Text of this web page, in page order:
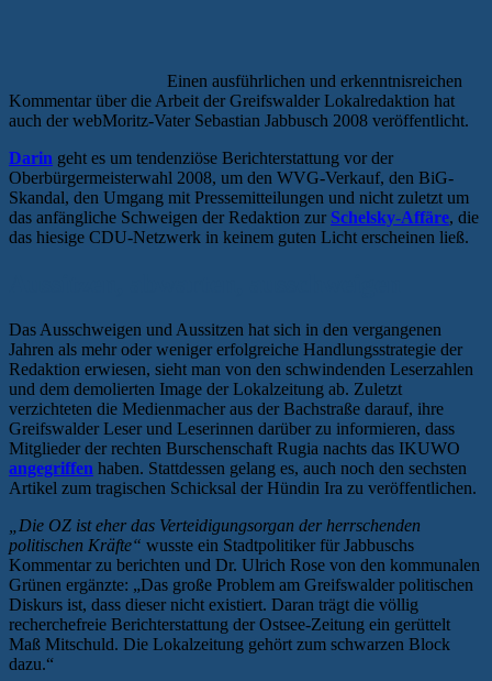
Einen ausführlichen und erkenntnisreichen
Kommentar über die Arbeit der Greifswalder Lokalredaktion hat
auch der webMoritz-Vater Sebastian Jabbusch 2008 veröffentlicht.
Darin geht es um tendenziöse Berichterstattung vor der
Oberbürgermeisterwahl 2008, um den WVG-Verkauf, den BiG-
Skandal, den Umgang mit Pressemitteilungen und nicht zuletzt um
das anfängliche Schweigen der Redaktion zur Schelsky-Affäre, die
das hiesige CDU-Netzwerk in keinem guten Licht erscheinen ließ.
Das Ausschweigen und Aussitzen hat sich in den vergangenen
Jahren als mehr oder weniger erfolgreiche Handlungsstrategie der
Redaktion erwiesen, sieht man von den schwindenden Leserzahlen
und dem demolierten Image der Lokalzeitung ab. Zuletzt
verzichteten die Medienmacher aus der Bachstraße darauf, ihre
Greifswalder Leser und Leserinnen darüber zu informieren, dass
Mitglieder der rechten Burschenschaft Rugia nachts das IKUWO
angegriffen haben. Stattdessen gelang es, auch noch den sechsten
Artikel zum tragischen Schicksal der Hündin Ira zu veröffentlichen.
„Die OZ ist eher das Verteidigungsorgan der herrschenden
politischen Kräfte“ wusste ein Stadtpolitiker für Jabbuschs
Kommentar zu berichten und Dr. Ulrich Rose von den kommunalen
Grünen ergänzte: „Das große Problem am Greifswalder politischen
Diskurs ist, dass dieser nicht existiert. Daran trägt die völlig
recherchefreie Berichterstattung der Ostsee-Zeitung ein gerüttelt
Maß Mitschuld. Die Lokalzeitung gehört zum schwarzen Block
dazu.“